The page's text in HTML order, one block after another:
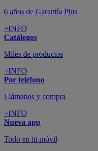
6 años de Garantía Plus
+INFO
Catálogos
Miles de productos
+INFO
Por teléfono
Llámanos y compra
+INFO
Nueva app
Todo en tu móvil